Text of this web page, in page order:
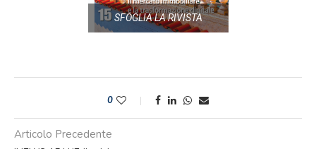
SFOGLIA LA RIVISTA
0
Articolo Precedente